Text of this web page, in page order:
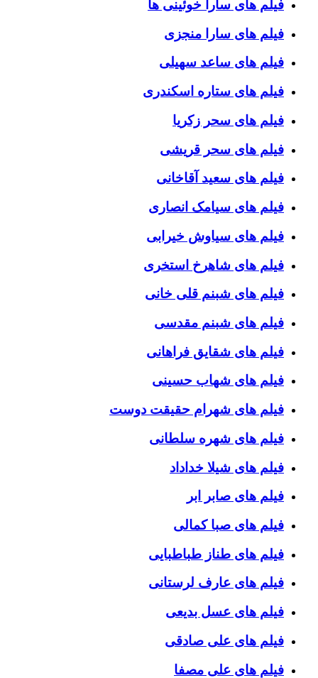
فیلم های سارا خوئینی ها
فیلم های سارا منجزی
فیلم های ساعد سهیلی
فیلم های ستاره اسکندری
فیلم های سحر زکریا
فیلم های سحر قریشی
فیلم های سعید آقاخانی
فیلم های سیامک انصاری
فیلم های سیاوش خیرابی
فیلم های شاهرخ استخری
فیلم های شبنم قلی خانی
فیلم های شبنم مقدسی
فیلم های شقایق فراهانی
فیلم های شهاب حسینی
فیلم های شهرام حقیقت دوست
فیلم های شهره سلطانی
فیلم های شیلا خداداد
فیلم های صابر ابر
فیلم های صبا کمالی
فیلم های طناز طباطبایی
فیلم های عارف لرستانی
فیلم های عسل بدیعی
فیلم های علی صادقی
فیلم های علی مصفا